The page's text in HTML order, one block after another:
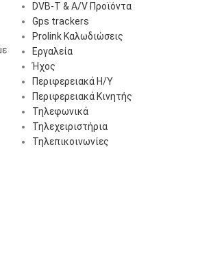
DVB-T & A/V Προϊόντα
Gps trackers
Prolink Καλωδιώσεις
Εργαλεία
Ήχος
Περιφερειακά Η/Υ
Περιφερειακά Κινητής
Τηλεφωνικά
Τηλεχειριστήρια
Τηλεπικοινωνίες